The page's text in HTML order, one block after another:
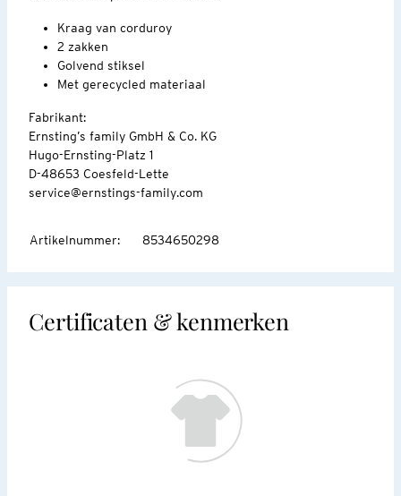
Kraag van corduroy
2 zakken
Golvend stiksel
Met gerecycled materiaal
Fabrikant:
Ernsting’s family GmbH & Co. KG
Hugo-Ernsting-Platz 1
D-48653 Coesfeld-Lette
service@ernstings-family.com
Artikelnummer: 8534650298
Certificaten & kenmerken